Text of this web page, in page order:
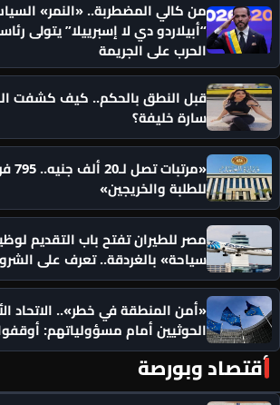
من كالي المضطربة.. «النمر»
“أبيلاردو دي لا إسبرييلا” يتولى
الحرب على الجريمة
قبل النطق بالحكم.. كيف كشفت
سارة خليفة؟
للطلبة والخريجين»
مصر للطيران تفتح باب التقديم
سياحة» بالغردقة.. تعرف على
«أمن المنطقة في خطر».. الاتحاد
الحوثيين أمام مسؤولياتهم:
أقتصاد وبورصة